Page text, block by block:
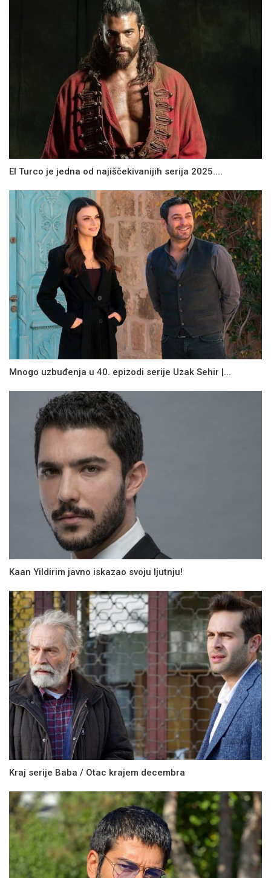
El Turco je jedna od najiščekivanijih serija 2025....
Mnogo uzbuđenja u 40. epizodi serije Uzak Sehir |...
Kaan Yildirim javno iskazao svoju ljutnju!
Kraj serije Baba / Otac krajem decembra